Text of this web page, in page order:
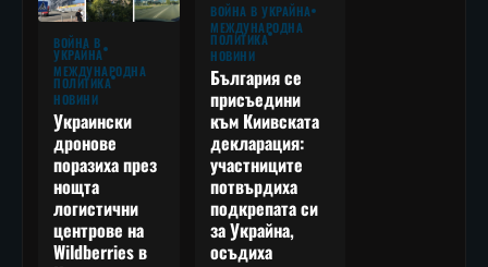
ВОЙНА В
УКРАЙНА
МЕЖДУНАРОДНА
ПОЛИТИКА
НОВИНИ
Украински
дронове
поразиха през
нощта
логистични
центрове на
Wildberries в
ВОЙНА В УКРАЙНА
МЕЖДУНАРОДНА
ПОЛИТИКА
НОВИНИ
България се
присъедини
към Киивската
декларация:
участниците
потвърдиха
подкрепата си
за Украйна,
осъдиха